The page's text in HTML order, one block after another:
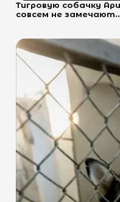
Тигровую собачку
совсем не